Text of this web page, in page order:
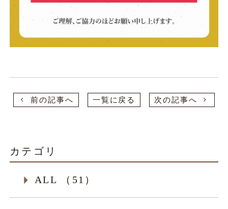
前の記事へ 一覧に戻る 次の記事へ
カテゴリ
ALL （51）